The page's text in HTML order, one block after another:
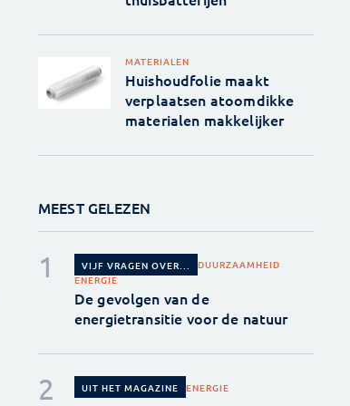
MATERIALEN
Huishoudfolie maakt
verplaatsen atoomdikke
materialen makkelijker
MEEST GELEZEN
VIJF VRAGEN OVER...
DUURZAAMHEID
ENERGIE
De gevolgen van de
energietransitie voor de natuur
UIT HET MAGAZINE ENERGIE